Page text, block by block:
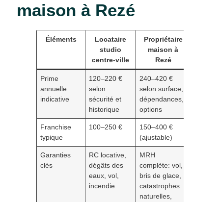
maison à Rezé
Éléments
Locataire
studio
centre-ville
Propriétaire
maison à
Rezé
Prime
annuelle
indicative
120–220 €
selon
sécurité et
historique
240–420 €
selon surface,
dépendances,
options
Franchise
typique
100–250 €
150–400 €
(ajustable)
Garanties
clés
RC locative,
dégâts des
eaux, vol,
incendie
MRH
complète: vol,
bris de glace,
catastrophes
naturelles,